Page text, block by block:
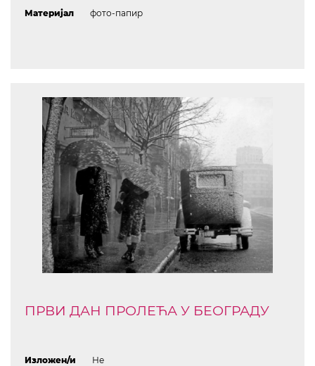
Материјал
фото-папир
ПРВИ ДАН ПРОЛЕЋА У БЕОГРАДУ
Изложен/и
Не